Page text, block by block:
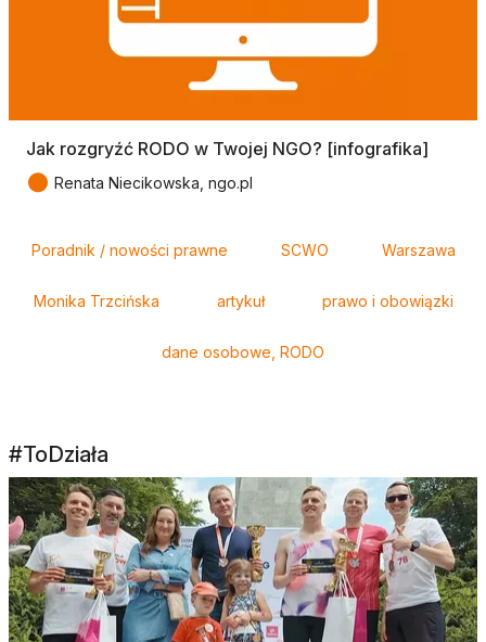
Jak rozgryźć RODO w Twojej NGO? [infografika]
● Renata Niecikowska, ngo.pl
Poradnik / nowości prawne SCWO Warszawa
Monika Trzcińska artykuł prawo i obowiązki
dane osobowe, RODO
#ToDziała